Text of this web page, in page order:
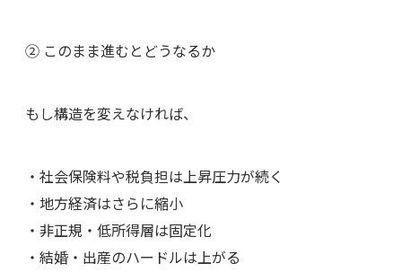
② このまま進むとどうなるか
もし構造を変えなければ、
・社会保険料や税負担は上昇圧力が続く
・地方経済はさらに縮小
・非正規・低所得層は固定化
・結婚・出産のハードルは上がる